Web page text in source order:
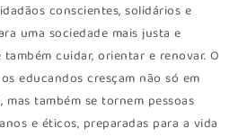
conscientes, solidários e
uma sociedade mais justa e
cuidar, orientar e renovar. O
educandos cresçam não só em
mas também se tornem pessoas
e éticos, preparadas para a vida